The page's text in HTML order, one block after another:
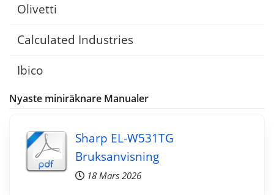
Olivetti
Calculated Industries
Ibico
Nyaste miniräknare Manualer
Sharp EL-W531TG
Bruksanvisning
18 Mars 2026